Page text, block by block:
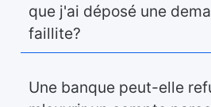
que j'ai déposé une
faillite?
Une banque peut-elle